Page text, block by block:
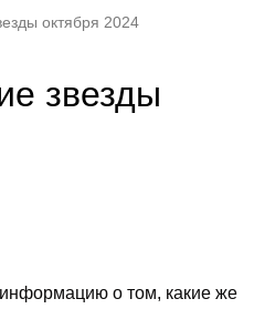
октября 2024
звезды
о том, какие же